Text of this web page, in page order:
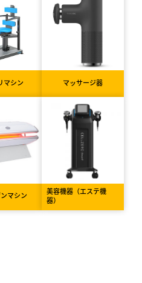
マシン マッサージ器
マシン
美容機器（エステ機
器）